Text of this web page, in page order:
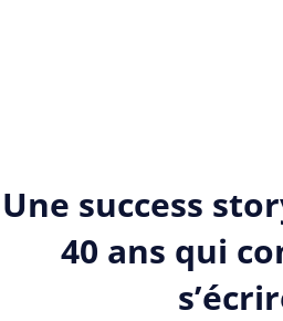
Une success
40 ans qui